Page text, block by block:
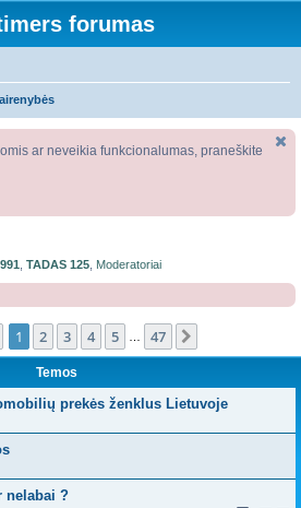
forumas
ar neveikia funkcionalumas, praneškite
TADAS 125 Moderatoriai
Puslapis 1iš 47
1 2 3 4 5 47
Temos
prekės ženklus Lietuvoje
nelabai ?